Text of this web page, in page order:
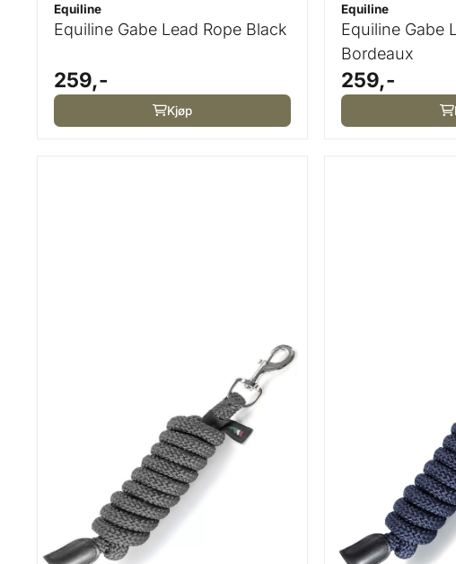
Equiline
Equiline Gabe Lead Rope Black
259,-
Kjøp
Equiline
Equiline Gabe
Bordeaux
259,-